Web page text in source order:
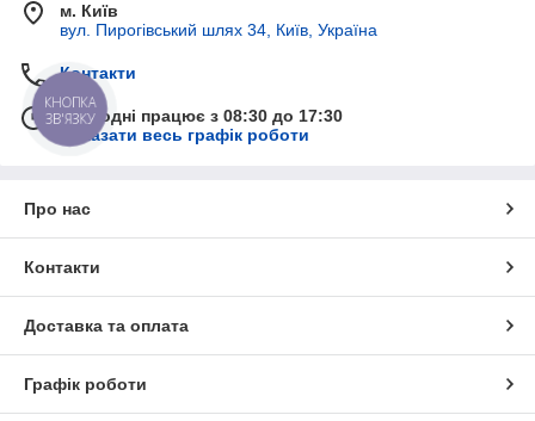
м. Київ
вул. Пирогівський шлях 34, Київ, Україна
Контакти
Сьогодні працює з 08:30 до 17:30
Показати весь графік роботи
Про нас
Контакти
Доставка та оплата
Графік роботи
КНОПКА
ЗВ'ЯЗКУ